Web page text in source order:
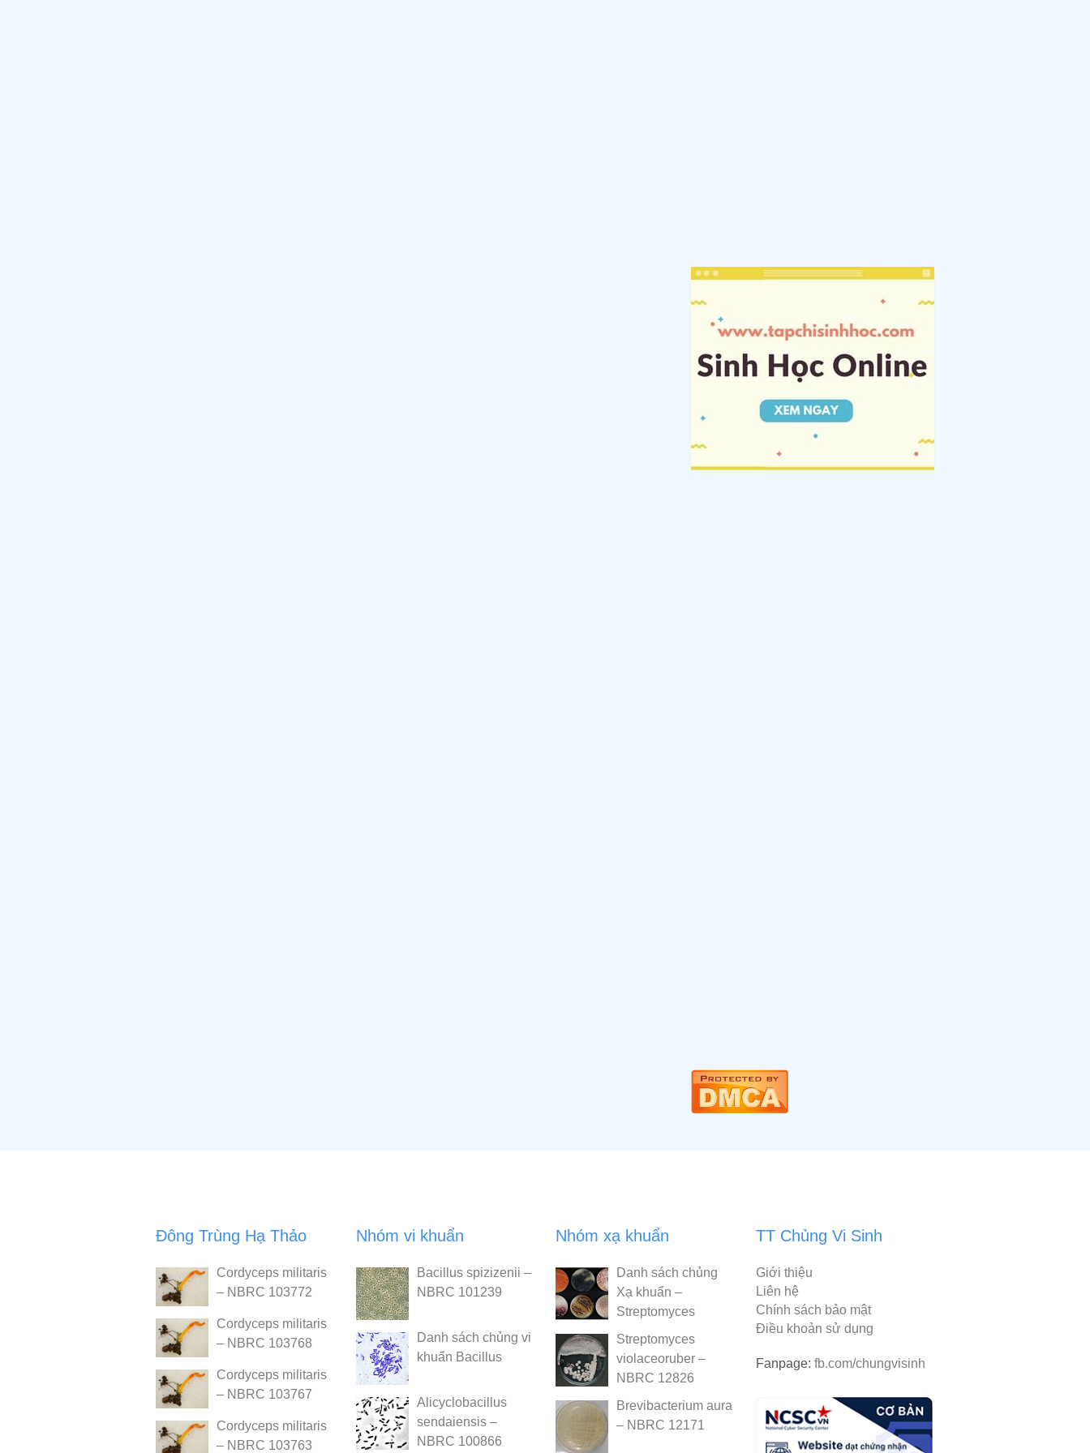
Đông Trùng Hạ Thảo
Cordyceps militaris
– NBRC 103772
Cordyceps militaris
– NBRC 103768
Cordyceps militaris
– NBRC 103767
Cordyceps militaris
– NBRC 103763
Nhóm vi khuẩn
Bacillus spizizenii –
NBRC 101239
Danh sách chủng vi
khuẩn Bacillus
Alicyclobacillus
sendaiensis –
NBRC 100866
Nhóm xạ khuẩn
Danh sách chủng
Xạ khuẩn –
Streptomyces
Streptomyces
violaceoruber –
NBRC 12826
Brevibacterium aurantiacum
– NBRC 12171
TT Chủng Vi Sinh
Giới thiệu
Liên hệ
Chính sách bảo mật
Điều khoản sử dụng
Fanpage:fb.com/chungvisinh